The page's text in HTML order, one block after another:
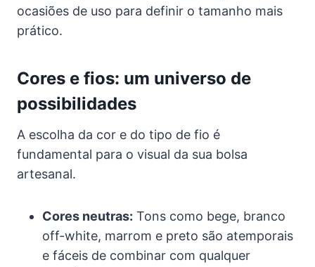
ocasiões de uso para definir o tamanho mais
prático.
Cores e fios: um universo de
possibilidades
A escolha da cor e do tipo de fio é
fundamental para o visual da sua bolsa
artesanal.
Cores neutras: Tons como bege, branco
off-white, marrom e preto são atemporais
e fáceis de combinar com qualquer